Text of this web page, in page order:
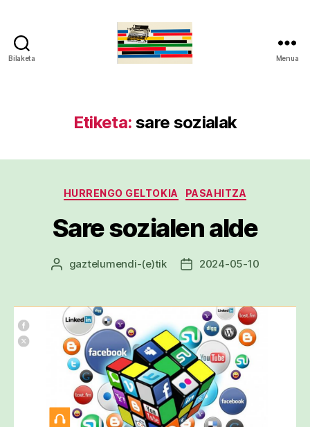
Bilaketa Menua
Etiketa: sare sozialak
Kategoriak
HURRENGO GELTOKIA PASAHITZA
Sare sozialen alde
Argitalpenaren
gaztelumendi-(e)tik
Argitalpenaren
2024-05-10